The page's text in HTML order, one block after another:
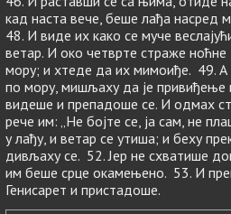
кад наста вече, беше лађа насред
48. И виде их како се муче
ветар. И око четврте страже
мору; и хтеде да их мимоиђе. 49. А
по мору, мишљаху да је привиђење
видеше и препадоше се. И одмах
рече им: „Не бојте се, ја сам, не
у лађу, и ветар се утиша; и беху
дивљаху се. 52. Јер не схватише
им беше срце окамењено. 53. И
Генисарет и пристадоше.